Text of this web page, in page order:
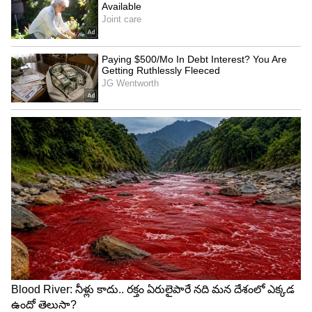
Bigg Boss Telugu 6
అయితే ఫైనల్ కి వెళ్ళేది ఐదుగురు మాత్రమే. రేవంత్,
ఆదిరెడ్డి, రోహిత్, శ్రీహాన్, కీర్తి, శ్రీసత్య హౌస్లో ఉన్నారు. మిడ్
వీక్ ఎలిమినేషన్ ద్వారా ఎవరిని బయటకు పంపాలో
కంటెస్టెంట్స్ తమ అభిప్రాయం చెప్పాలని బిగ్ బాస్
అడిగారు. కీర్తి... ఆదిరెడ్డి పేరు చెప్పింది. శ్రీహాన్.. రోహిత్ పేరు
చెప్పాడు. శ్రీసత్య ... కీర్తి, రోహిత్.. శ్రీహాన్, రేవంత్... కీర్తి,
ఆదిరెడ్డి.. కీర్తి పేరు చెప్పారు.